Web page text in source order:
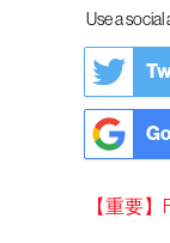
Use a
【重要